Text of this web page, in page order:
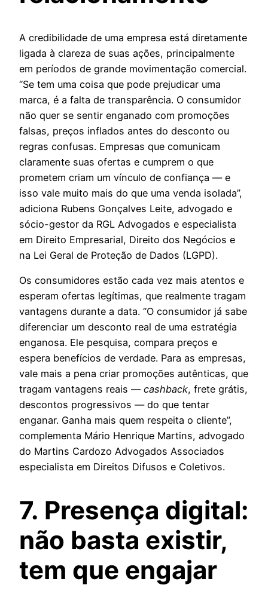
A credibilidade de uma empresa está diretamente
ligada à clareza de suas ações, principalmente
em períodos de grande movimentação comercial.
“Se tem uma coisa que pode prejudicar uma
marca, é a falta de transparência. O consumidor
não quer se sentir enganado com promoções
falsas, preços inflados antes do desconto ou
regras confusas. Empresas que comunicam
claramente suas ofertas e cumprem o que
prometem criam um vínculo de confiança — e
isso vale muito mais do que uma venda isolada”,
adiciona Rubens Gonçalves Leite, advogado e
sócio-gestor da RGL Advogados e especialista
em Direito Empresarial, Direito dos Negócios e
na Lei Geral de Proteção de Dados (LGPD).
Os consumidores estão cada vez mais atentos e
esperam ofertas legítimas, que realmente tragam
vantagens durante a data. “O consumidor já sabe
diferenciar um desconto real de uma estratégia
enganosa. Ele pesquisa, compara preços e
espera benefícios de verdade. Para as empresas,
vale mais a pena criar promoções autênticas, que
tragam vantagens reais — cashback, frete grátis,
descontos progressivos — do que tentar
enganar. Ganha mais quem respeita o cliente”,
complementa Mário Henrique Martins, advogado
do Martins Cardozo Advogados Associados
especialista em Direitos Difusos e Coletivos.
7. Presença digital:
não basta existir,
tem que engajar